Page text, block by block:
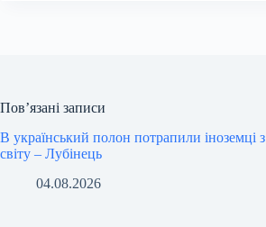
Пов’язані записи
В український полон потрапили іноземці
світу – Лубінець
04.08.2026